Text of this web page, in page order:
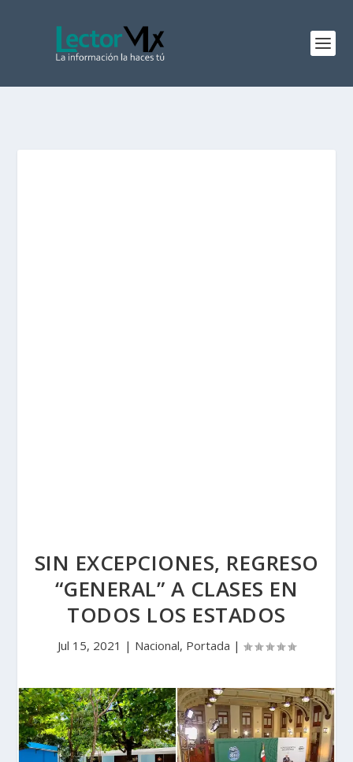
SIN EXCEPCIONES, REGRESO
“GENERAL” A CLASES EN
TODOS LOS ESTADOS
Jul 15, 2021 | Nacional, Portada |